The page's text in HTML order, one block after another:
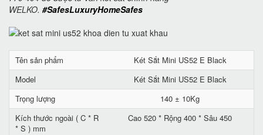
WELKO. #SafesLuxuryHomeSafes
Tên sản phẩm
Két Sắt Mini US52 E Black
Model
Két Sắt Mini US52 E Black
Trọng lượng
140 ± 10Kg
Kích thước ngoài ( C * R
* S ) mm
Cao 520 * Rộng 400 * Sâu 450